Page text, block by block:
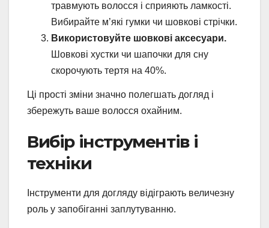
травмують волосся і сприяють ламкості.
Вибирайте м’які гумки чи шовкові стрічки.
Використовуйте шовкові аксесуари.
Шовкові хустки чи шапочки для сну
скорочують тертя на 40%.
Ці прості зміни значно полегшать догляд і
збережуть ваше волосся охайним.
Вибір інструментів і
техніки
Інструменти для догляду відіграють величезну
роль у запобіганні заплутуванню.